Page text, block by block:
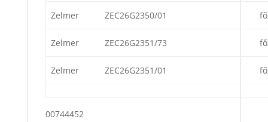
Zelmer ZEC26G2350/01
Zelmer ZEC26G2351/73
Zelmer ZEC26G2351/01
00744452